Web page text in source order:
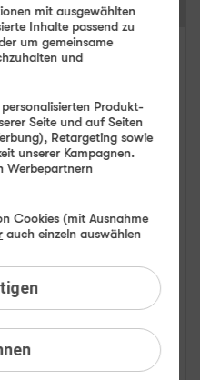
mit ausgewählten
Inhalte passend zu
um gemeinsame
und
Produkt-
Seite und auf Seiten
Retargeting sowie
unserer Kampagnen.
Werbepartnern
Cookies (mit Ausnahme
auch einzeln auswählen